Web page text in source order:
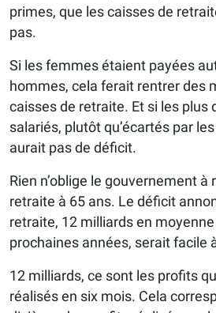
primes, que les caisses de
pas.
Si les femmes étaient payées
hommes, cela ferait rentrer des
caisses de retraite. Et si les plus
salariés, plutôt qu’écartés par
aurait pas de déficit.
Rien n’oblige le gouvernement à
retraite à 65 ans. Le déficit
retraite, 12 milliards en
prochaines années, serait facile
12 milliards, ce sont les profits
réalisés en six mois. Cela